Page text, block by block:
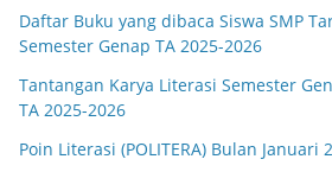
Daftar Buku yang dibaca Siswa SMP
Semester Genap TA 2025-2026
Tantangan Karya Literasi Semester
TA 2025-2026
Poin Literasi (POLITERA) Bulan Januari